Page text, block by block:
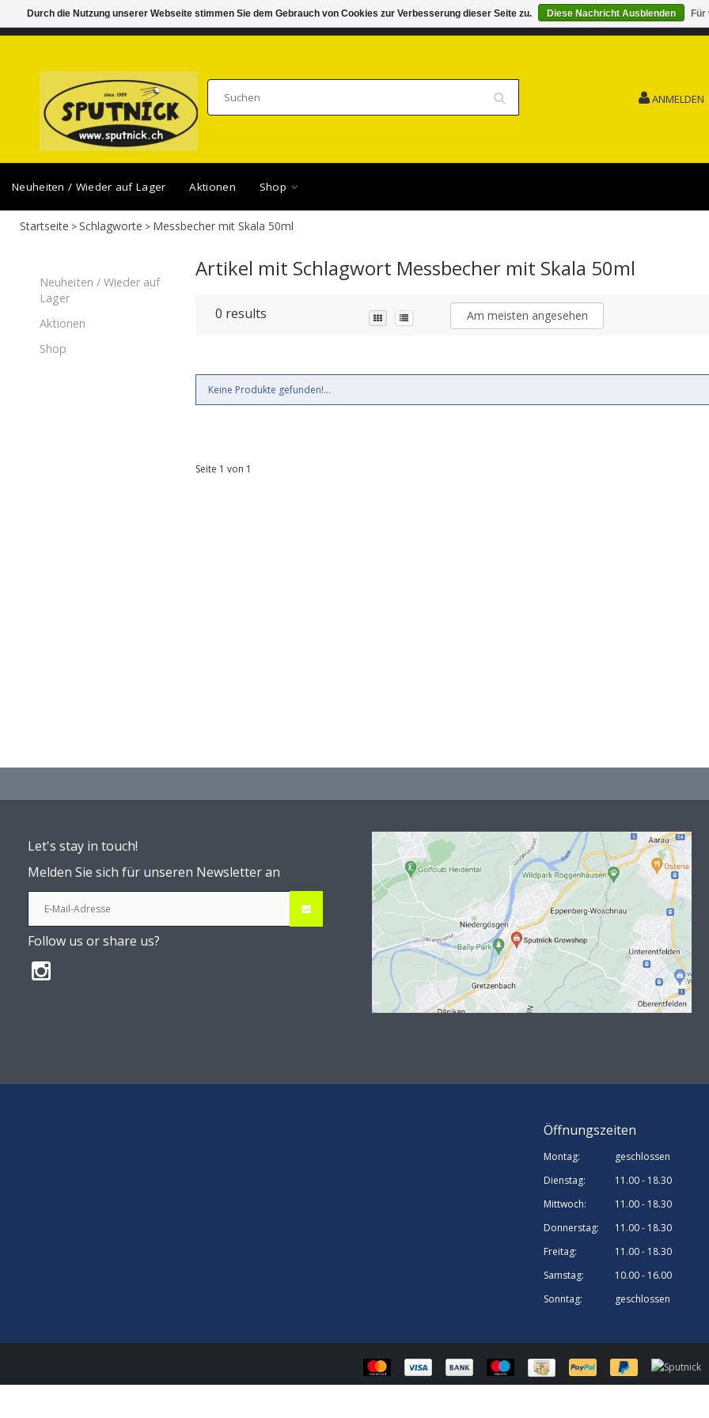
DI-FR 11.00 - 18.30, SA 10.00 - 16.00 SAMSTAG 15.08. GESCHLOSSEN FEIERTAG
ANMELDEN
Neuheiten / Wieder auf Lager Aktionen Shop
Startseite >Schlagworte > Messbecher mit Skala 50ml
Neuheiten / Wieder auf
Lager
Aktionen
Shop
Artikel mit Schlagwort Messbecher mit Skala 50ml
0 results Am meisten angesehen
Keine Produkte gefunden!...
Seite 1 von 1
Let's stay in touch!
Melden Sie sich für unseren Newsletter an
Follow us or share us?
Öffnungszeiten
Montag:
geschlossen
Dienstag:
11.00 - 18.30
Mittwoch:
11.00 - 18.30
Donnerstag:
11.00 - 18.30
Freitag:
11.00 - 18.30
Samstag:
10.00 - 16.00
Sonntag:
geschlossen
Durch die Nutzung unserer Webseite stimmen Sie dem Gebrauch von Cookies zur Verbesserung dieser Seite zu. Diese Nachricht Ausblenden